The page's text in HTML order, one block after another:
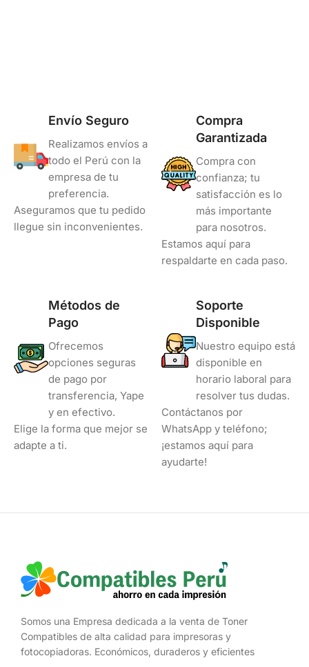
Envío Seguro
Realizamos envíos a
todo el Perú con la
empresa de tu
preferencia.
Aseguramos que tu pedido
llegue sin inconvenientes.
Compra
Garantizada
Compra con
confianza; tu
satisfacción es lo
más importante
para nosotros.
Estamos aquí para
respaldarte en cada paso.
Métodos de
Pago
Ofrecemos
opciones seguras
de pago por
transferencia, Yape
y en efectivo.
Elige la forma que mejor se
adapte a ti.
Soporte
Disponible
Nuestro equipo está
disponible en
horario laboral para
resolver tus dudas.
Contáctanos por
WhatsApp y teléfono;
¡estamos aquí para
ayudarte!
Somos una Empresa dedicada a la venta de Toner
Compatibles de alta calidad para impresoras y
fotocopiadoras. Económicos, duraderos y eficientes